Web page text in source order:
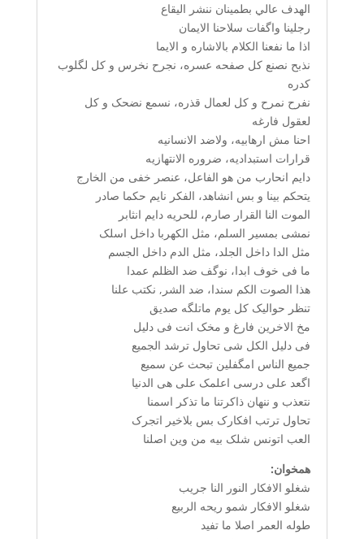
الهدف عالي بطمینان ننشر الیقاع
رجلینا واگفات سلاحنا الایمان
اذا ما نفعنا الکلام بالاشاره و الایما
نذبح نصنع کل صفحه عسره، نجرح نخرس و کل لگلوب
کدره
نفرح نمرح و کل لعمال قذره، نسمع نضحک و کل
لعقول فارغه
احنا مش ارهابیه، ولاضد الانسانیه
قرارات استبدادیه، ضروره الانتهازیه
دایم انحارب من هو الفاعل، عنصر خفی من الخارج
یتحکم بینا و بس انشاهد، الفکر نایم حکما صادر
الموت النا القرار صارم، للحریه دایم انثابر
نمشی بمسیر السلم، مثل الکهربا داخل اسلک
مثل الدا داخل الجلد، مثل الدم داخل الجسم
ما فی خوف ابدا، نوگف ضد الظلم عمدا
هذا الصوت الکم سندا، ضد الشر, نکتب علنا
تنظر حوالیک کل یوم ماتلگه صدیق
مخ الاخرین فارغ و مخک انت فی دلیل
فی دلیل الکل شی تحاول ترشد الجمیع
جمیع الناس امگفلین تبحث عن سمیع
اگعد علی درسی اعلمک علی هی الدنیا
نتعذب و ننهان ذاکرتنا ما تذکر اسمنا
تحاول ترتب افکارک بس بلاخیر اتجرک
العب اتونس شلک بیه من وین اصلنا
همخوان:
شغلو الافکار النور النا جریب
شغلو الافکار شمو ریحه الربیع
طوله العمر اصلا ما تفید